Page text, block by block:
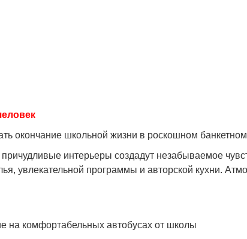
окончание школьной жизни в роскошном
интерьеры создадут незабываемое
увлекательной программы и авторской кухни.
на комфортабельных автобусах от школы